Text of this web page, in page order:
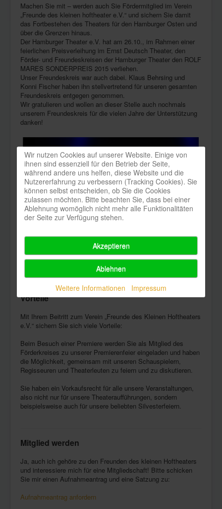
Machen Sie mit – werden auch Sie Fördermitglied im Verein
„Freunde des kleinen hoftheater e.V.“ und sichern Sie damit
das Fortbestehen des Theaters für den Hamburger Osten und
über die Grenzen hinaus.
Der Hamburger Theater e.V. hat am 26.10., im Rahmen einer
feierlichen Preisverleihung im Ernst Deutsch Theater, den
Förder- und Freundeskreisen der Hamburger Theater den ROLF
MARES SONDERPREIS 2015 verliehen.
Unser Freundeskreis war auch dabei. Klaus Behrsing und
Konni Fischer haben ihn stellvertretend für unseren gesamten
Freundeskreis entgegen genommen.
Wir gratulieren und wollen an dieser Stelle auch nochmals
unserem Freundeskreis für die vielen Jahre der Unterstützung
danken!
Foto: Hamburger Abendblatt, Axel Heimken/dpa
Vorteile
Mit Ihrem Beitritt zum Verein „Freunde des Kleinen Hoftheaters
e.V.“ sichern Sie sich viele Vorteile:
Beim Besuch einer Premiere werden Sie als Mitglied des
Förderkreises zu unserer Premierenfeier eingeladen und haben
die Möglichkeit, gemeinsam mit unseren Schauspielern,
Regisseuren und Theaterleuten zu feiern und zu diskutieren.
Sie haben ein Vorkaufsrecht für alle unsere Veranstaltungen,
also nicht nur für unsere Theateraufführungen, sondern
beispielsweise auch für unsere beliebten Silvesterfeiern.
Mitglied werden
Ja, auch ich gehöre zu den Freunden des kleinen Hoftheaters
und interessiere mich für eine Mitgliedschaft! Bitte schicken
Sie mir einen Aufnahmeantrag und eine Satzung zu:
Aufnahmeantrag anfordern
Wir nutzen Cookies auf unserer Website. Einige von
ihnen sind essenziell für den Betrieb der Seite,
während andere uns helfen, diese Website und die
Nutzererfahrung zu verbessern (Tracking Cookies). Sie
können selbst entscheiden, ob Sie die Cookies
zulassen möchten. Bitte beachten Sie, dass bei einer
Ablehnung womöglich nicht mehr alle Funktionalitäten
der Seite zur Verfügung stehen.
Akzeptieren
Ablehnen
Weitere Informationen
Impressum